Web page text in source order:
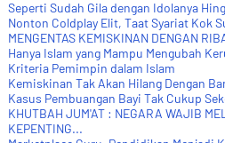
Seperti Sudah Gila dengan Idolanya
Nonton Coldplay Elit, Taat Syariat Kok
MENGENTAS KEMISKINAN DENGAN
Hanya Islam yang Mampu Mengubah
Kriteria Pemimpin dalam Islam
Kemiskinan Tak Akan Hilang Dengan
Kasus Pembuangan Bayi Tak Cukup
KHUTBAH JUM'AT : NEGARA WAJIB
KEPENTING...